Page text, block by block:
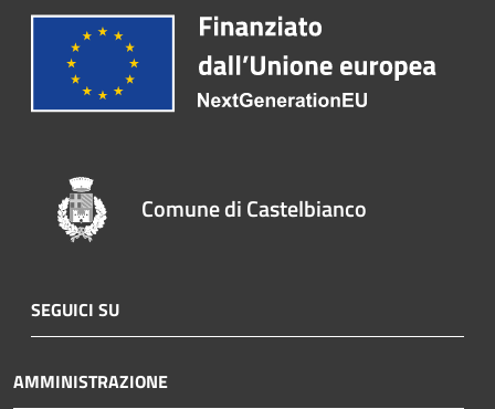
Comune di Castelbianco
SEGUICI SU
AMMINISTRAZIONE